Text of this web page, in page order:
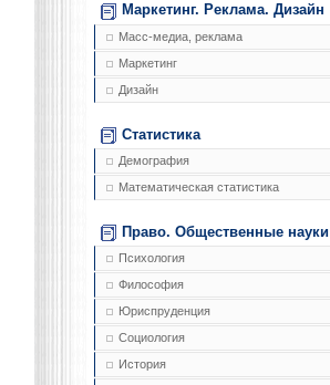
Маркетинг. Реклама. Дизайн
Масс-медиа, реклама
Маркетинг
Дизайн
Статистика
Демография
Математическая статистика
Право. Общественные науки
Психология
Философия
Юриспруденция
Социология
История